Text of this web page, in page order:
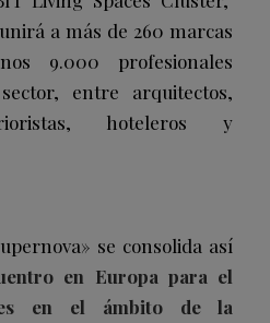
a más de 260 marcas
9.000 profesionales
entre arquitectos,
hoteleros y
se consolida así
en Europa para el
en el ámbito de la